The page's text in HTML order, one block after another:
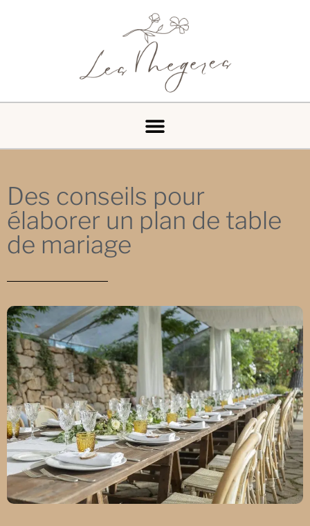
Des conseils pour
élaborer un plan de table
de mariage